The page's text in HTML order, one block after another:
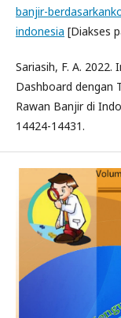
banjir-
indonesia [Diakses
Sariasih, F. A.
Dashboard dengan
Rawan Banjir di
14424-14431.